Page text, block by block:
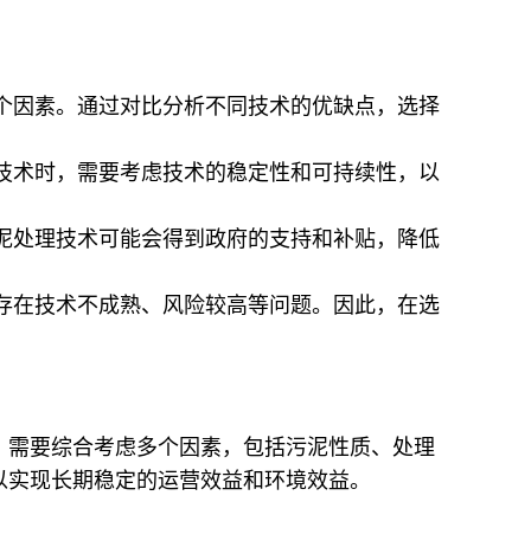
素。通过对比分析不同技术的优缺点，选择
时，需要考虑技术的稳定性和可持续性，以
理技术可能会得到政府的支持和补贴，降低
技术不成熟、风险较高等问题。因此，在选
要综合考虑多个因素，包括污泥性质、处理
现长期稳定的运营效益和环境效益。